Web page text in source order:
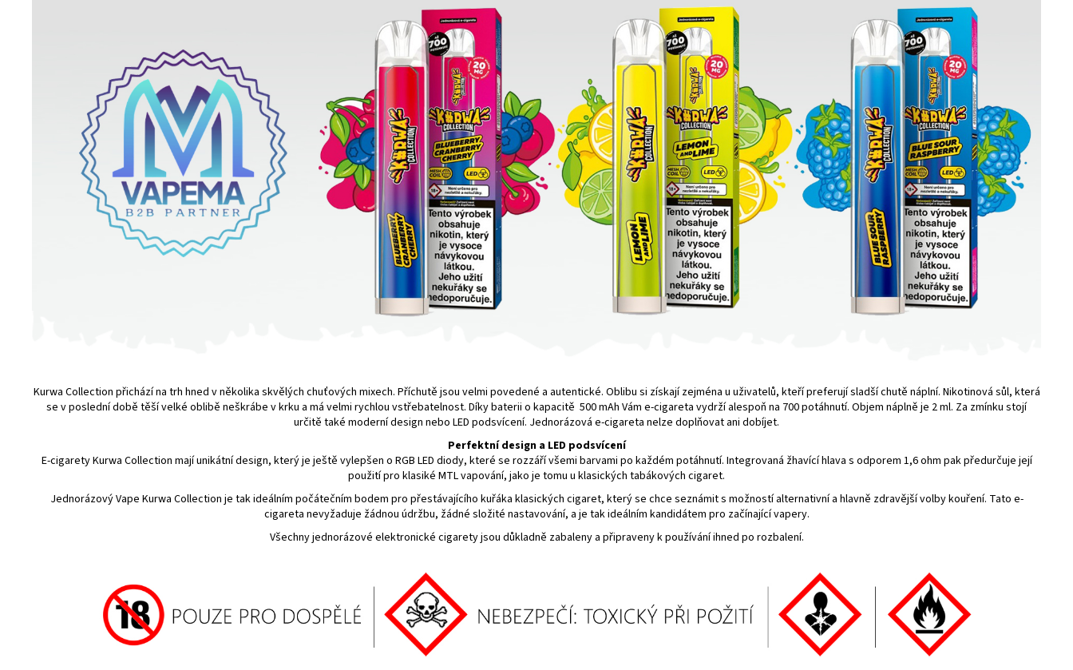
Kurwa Collection přichází na trh hned v několika skvělých chuťových mixech. Příchutě jsou velmi povedené a autentické. Oblibu si získají zejména u uživatelů, kteří preferují sladší chutě náplní. Nikotinová sůl, která
se v poslední době těší velké oblibě neškrábe v krku a má velmi rychlou vstřebatelnost. Díky baterii o kapacitě 500mAh Vám e-cigareta vydrží alespoň na 700potáhnutí. Objem náplně je 2 ml. Za zmínku stojí
určitě také moderní design nebo LED podsvícení. Jednorázová e-cigareta nelze doplňovat ani dobíjet.
Perfektní design a LED podsvícení
E-cigarety Kurwa Collection mají unikátní design, který je ještě vylepšen o RGB LED diody, které se rozzáří všemi barvami po každém potáhnutí. Integrovaná žhavící hlava s odporem 1,6ohm pak předurčuje její
použití pro klasiké MTL vapování, jako je tomu u klasických tabákových cigaret.
Jednorázový Vape Kurwa Collection je tak ideálním počátečním bodem pro přestávajícího kuřáka klasických cigaret, který se chce seznámit s možností alternativní a hlavně zdravější volby kouření. Tato e-
cigareta nevyžaduje žádnou údržbu, žádné složité nastavování, a je tak ideálním kandidátem pro začínající vapery.
Všechny jednorázové elektronické cigarety jsou důkladně zabaleny a připraveny k používání ihned po rozbalení.